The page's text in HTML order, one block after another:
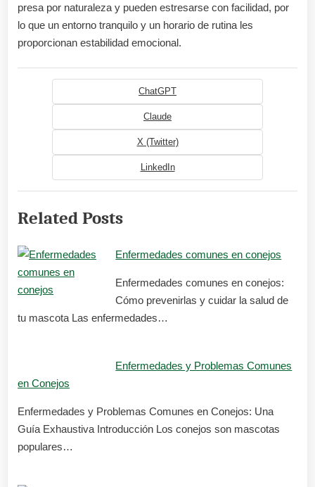
presa por naturaleza y pueden estresarse con facilidad, por
lo que un entorno tranquilo y un horario de rutina les
proporcionan estabilidad emocional.
ChatGPT
Claude
X (Twitter)
LinkedIn
Related Posts
Enfermedades comunes en conejos
Enfermedades comunes en conejos:
Cómo prevenirlas y cuidar la salud de
tu mascota Las enfermedades…
Enfermedades y Problemas Comunes
en Conejos
Enfermedades y Problemas Comunes en Conejos: Una
Guía Exhaustiva Introducción Los conejos son mascotas
populares…